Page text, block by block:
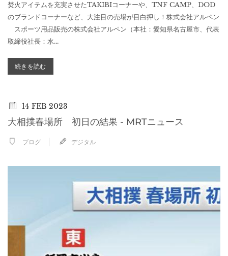
焚火アイテムを充実させたTAKIBIコーナーや、TNF CAMP、DOD
のブランドコーナーなど、大注目の売場が目白押し！株式会社アルペン
​ スポーツ用品販売の株式会社アルペン（本社：愛知県名古屋市、代表
取締役社長：水...
続きを読む
14 FEB 2023
大相撲春場所 初日の結果 - MRTニュース
ブログ デジタル